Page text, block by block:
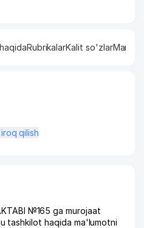
RubrikalarKalit so'zlarManzil
qilish
№165 ga murojaat
tashkilot haqida ma'lumotni